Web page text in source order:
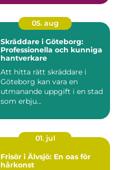
05. aug
Skräddare i Göteborg:
Professionella och kunniga
hantverkare
Att hitta rätt skräddare i
Göteborg kan vara en
utmanande uppgift i en stad
som erbju...
01. jul
Frisör i Älvsjö: En oas för
hårkonst